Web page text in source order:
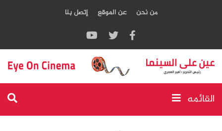
من نحن عن الموقع إتصل بنا
القائمه